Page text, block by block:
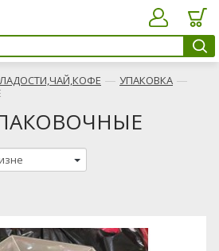
— УПАКОВКА —